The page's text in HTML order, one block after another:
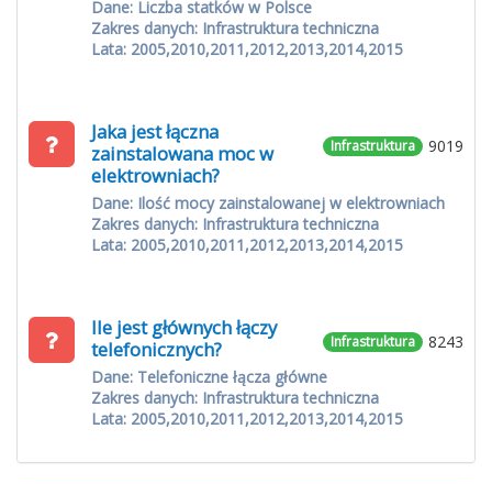
Dane: Liczba statków w Polsce
Zakres danych: Infrastruktura techniczna
Lata: 2005,2010,2011,2012,2013,2014,2015
9019
Infrastruktura
Jaka jest łączna
zainstalowana moc w
elektrowniach?
Dane: Ilość mocy zainstalowanej w elektrowniach
Zakres danych: Infrastruktura techniczna
Lata: 2005,2010,2011,2012,2013,2014,2015
8243
Infrastruktura
Ile jest głównych łączy
telefonicznych?
Dane: Telefoniczne łącza główne
Zakres danych: Infrastruktura techniczna
Lata: 2005,2010,2011,2012,2013,2014,2015